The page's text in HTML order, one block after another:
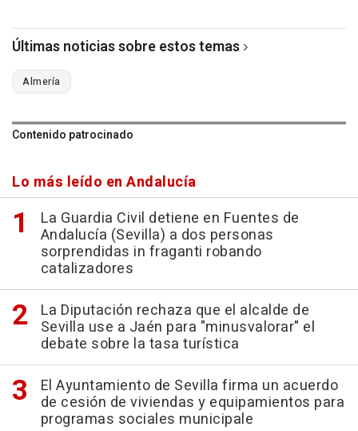
Últimas noticias sobre estos temas
Almería
Contenido patrocinado
Lo más leído en Andalucía
La Guardia Civil detiene en Fuentes de
Andalucía (Sevilla) a dos personas
sorprendidas in fraganti robando
catalizadores
La Diputación rechaza que el alcalde de
Sevilla use a Jaén para "minusvalorar" el
debate sobre la tasa turística
El Ayuntamiento de Sevilla firma un acuerdo
de cesión de viviendas y equipamientos para
programas sociales municipale